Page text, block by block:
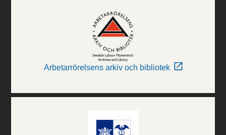
Arbetarrörelsens arkiv och bibliotek